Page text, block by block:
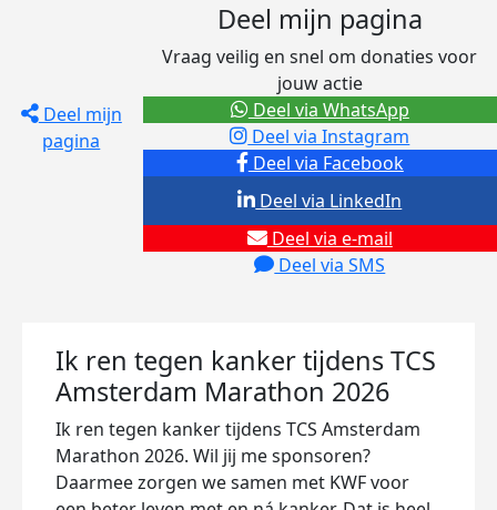
Deel mijn
pagina
Deel mijn pagina
Vraag veilig en snel om donaties voor
jouw actie
Deel via Facebook
Deel via Instagram
Deel via e-mail
Deel via SMS
Deel via LinkedIn
Deel via WhatsApp
Ik ren tegen kanker tijdens TCS
Amsterdam Marathon 2026
Ik ren tegen kanker tijdens TCS Amsterdam
Marathon 2026. Wil jij me sponsoren?
Daarmee zorgen we samen met KWF voor